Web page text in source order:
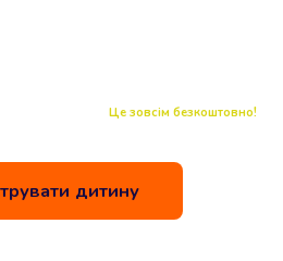
Це зовсім безкоштовно!
дитину